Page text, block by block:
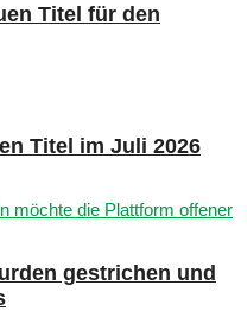
Titel für den
Titel im Juli 2026
gestrichen und